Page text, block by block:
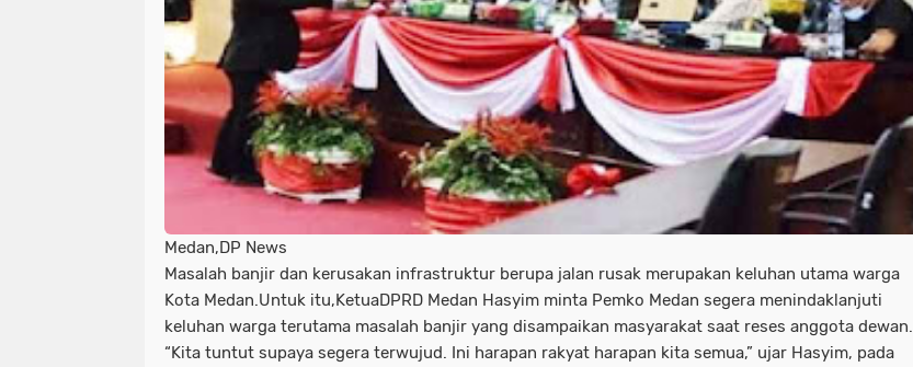
Medan,DP News
Masalah banjir dan kerusakan infrastruktur berupa jalan rusak merupakan keluhan utama warga
Kota Medan.Untuk itu,KetuaDPRD Medan Hasyim minta Pemko Medan segera menindaklanjuti
keluhan warga terutama masalah banjir yang disampaikan masyarakat saat reses anggota dewan.
“Kita tuntut supaya segera terwujud. Ini harapan rakyat harapan kita semua,” ujar Hasyim, pada